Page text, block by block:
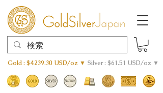
Gold : $4239.30 USD/oz ▼ Silver : $61.51 USD/oz ▼